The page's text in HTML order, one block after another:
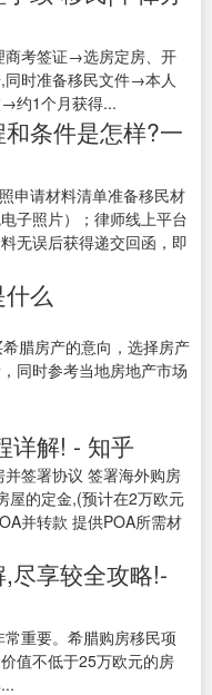
考签证→选房定房、开
时准备移民文件→本人
约1个月获得...
条件是怎样?一
申请材料清单准备移民材
子照片）；律师线上平台
无误后获得递交回函，即
么
腊房产的意向，选择房产
同时参考当地房地产市场
详解! - 知乎
签署协议 签署海外购房
屋的定金,(预计在2万欧元
并转款 提供POA所需材
尽享较全攻略!-
重要。希腊购房移民项
值不低于25万欧元的房